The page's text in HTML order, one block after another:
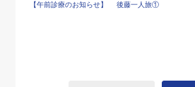
【午前診療のお知らせ】 後藤一人旅①